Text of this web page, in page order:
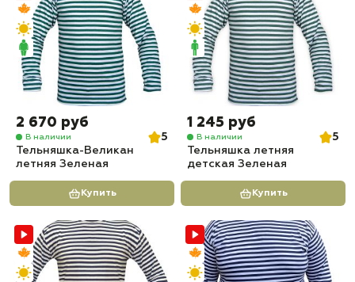
2 670 руб
В наличии
5
Тельняшка-Великан
летняя Зеленая
Купить
1 245 руб
В наличии
5
Тельняшка летняя
детская Зеленая
Купить